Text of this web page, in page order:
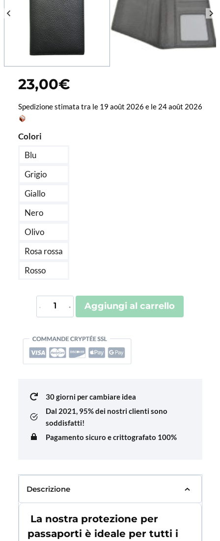
23,00€
Spedizione stimata tra le 19 août 2026 e le 24 août 2026
Colori
Blu
Grigio
Giallo
Nero
Olivo
Rosa rossa
Rosso
Protège-
Passeport
Premium
(Grainé)
Aggiungi al carrello
30 giorni per cambiare idea
Dal 2021, 95% dei nostri clienti sono
soddisfatti!
Pagamento sicuro e crittografato 100%
Descrizione
La nostra protezione per
passaporti è ideale per tutti i